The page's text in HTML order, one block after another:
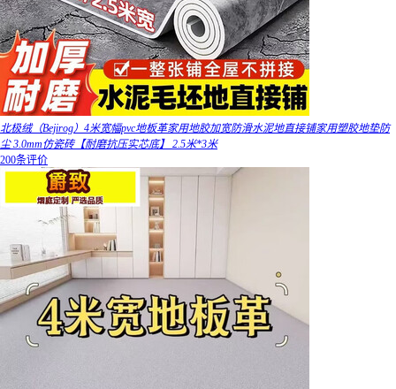
北极绒（Bejirog）4米宽幅pvc地板革家用地胶加宽防滑水泥地直接铺家用塑胶地垫防
尘 3.0mm仿瓷砖【耐磨抗压实芯底】 2.5米*3米
200条评价